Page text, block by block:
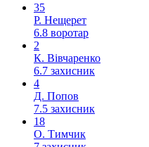
35
Р. Нещерет
6.8 воротар
2
К. Вівчаренко
6.7 захисник
4
Д. Попов
7.5 захисник
18
О. Тимчик